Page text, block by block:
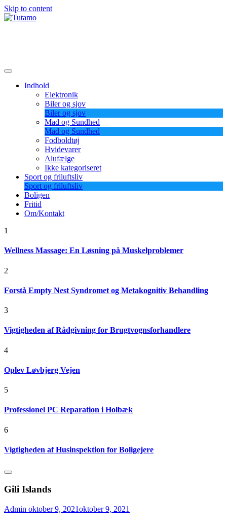
Skip to content
Indhold
Elektronik
Biler og sjov
Biler og sjov
Mad og Sundhed
Mad og Sundhed
Fodboldtøj
Hvidevarer
Alufælge
Ikke kategoriseret
Sport og friluftsliv
Sport og friluftsliv
Boligen
Fritid
Om/Kontakt
1
Wellness Massage: En Løsning på Muskelproblemer
2
Forstå Empty Nest Syndromet og Metakognitiv Behandling
3
Vigtigheden af Rådgivning for Brugtvognsforhandlere
4
Oplev Løvbjerg Vejen
5
Professionel PC Reparation i Holbæk
6
Vigtigheden af Husinspektion for Boligejere
Gili Islands
Admin oktober 9, 2021oktober 9, 2021